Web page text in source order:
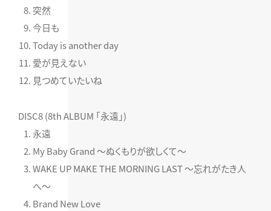
突然
今日も
Today is another day
愛が見えない
見つめていたいね
DISC8 (8th ALBUM 「永遠」)
永遠
My Baby Grand ～ぬくもりが欲しくて～
WAKE UP MAKE THE MORNING LAST ～忘れがたき人
へ～
Brand New Love